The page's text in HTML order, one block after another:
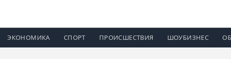
ЭКОНОМИКА СПОРТ ПРОИСШЕСТВИЯ ШОУБИЗНЕС